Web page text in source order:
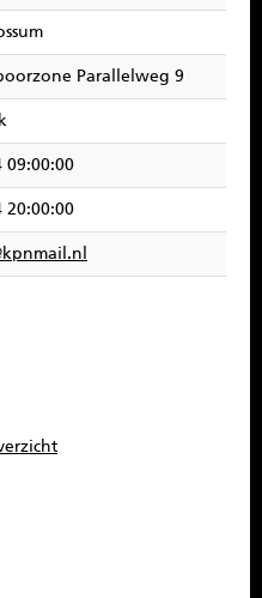
Parallelweg 9
09:00:00
20:00:00